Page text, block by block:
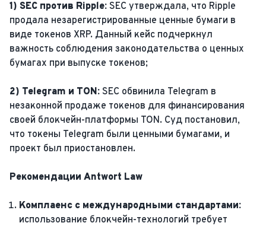
1) SEC против Ripple: SEC утверждала, что Ripple
продала незарегистрированные ценные бумаги в
виде токенов XRP. Данный кейс подчеркнул
важность соблюдения законодательства о ценных
бумагах при выпуске токенов;
2) Telegram и TON: SEC обвинила Telegram в
незаконной продаже токенов для финансирования
своей блокчейн-платформы TON. Суд постановил,
что токены Telegram были ценными бумагами, и
проект был приостановлен.
Рекомендации Antwort Law
Комплаенс с международными стандартами:
использование блокчейн-технологий требует